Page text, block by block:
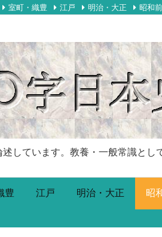
しています。教養・一般常識と
豊 江戸 明治・大正 昭
室町・織豊 江戸 明治・大正 昭和